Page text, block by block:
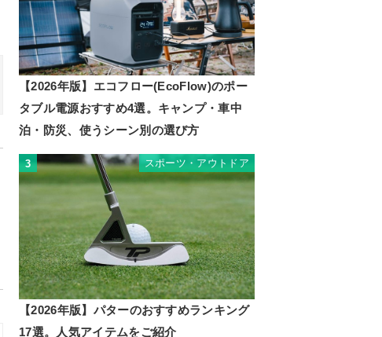
【2026年版】エコフロー(EcoFlow)のポー
タブル電源おすすめ4選。キャンプ・車中
泊・防災、使うシーン別の選び方
3 スポーツ・アウトドア
【2026年版】パターのおすすめランキング
17選。人気アイテムをご紹介